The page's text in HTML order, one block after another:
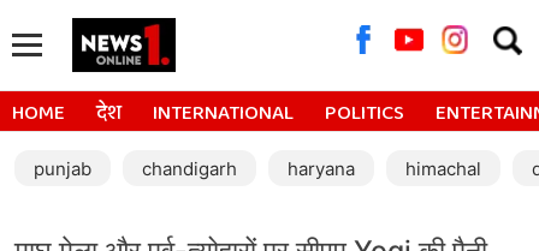
for:
HOME देश INTERNATIONAL POLITICS
punjab chandigarh haryana himachal